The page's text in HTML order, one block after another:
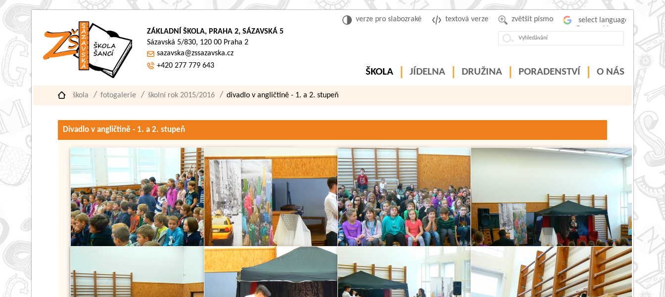
zvětšit písmo
textová verze
verze pro slabozraké
ZÁKLADNÍ ŠKOLA, PRAHA 2, SÁZAVSKÁ 5
Sázavská 5/830, 120 00 Praha 2
sazavska@zssazavska.cz
+420 277 779 643
ŠKOLA JÍDELNA DRUŽINA PORADENSTVÍ O NÁS
škola fotogalerie školní rok 2015/2016 divadlo v angličtině - 1. a 2. stupeň
Divadlo v angličtině - 1. a 2. stupeň